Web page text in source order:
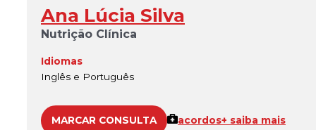
Ana Lúcia Silva
Nutrição Clínica
Idiomas
Inglês e Português
MARCAR CONSULTA acordos+ saiba mais